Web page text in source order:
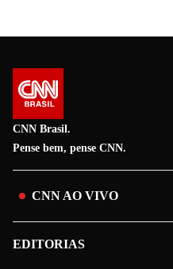
CNN Brasil.
Pense bem, pense CNN.
CNN AO VIVO
EDITORIAS